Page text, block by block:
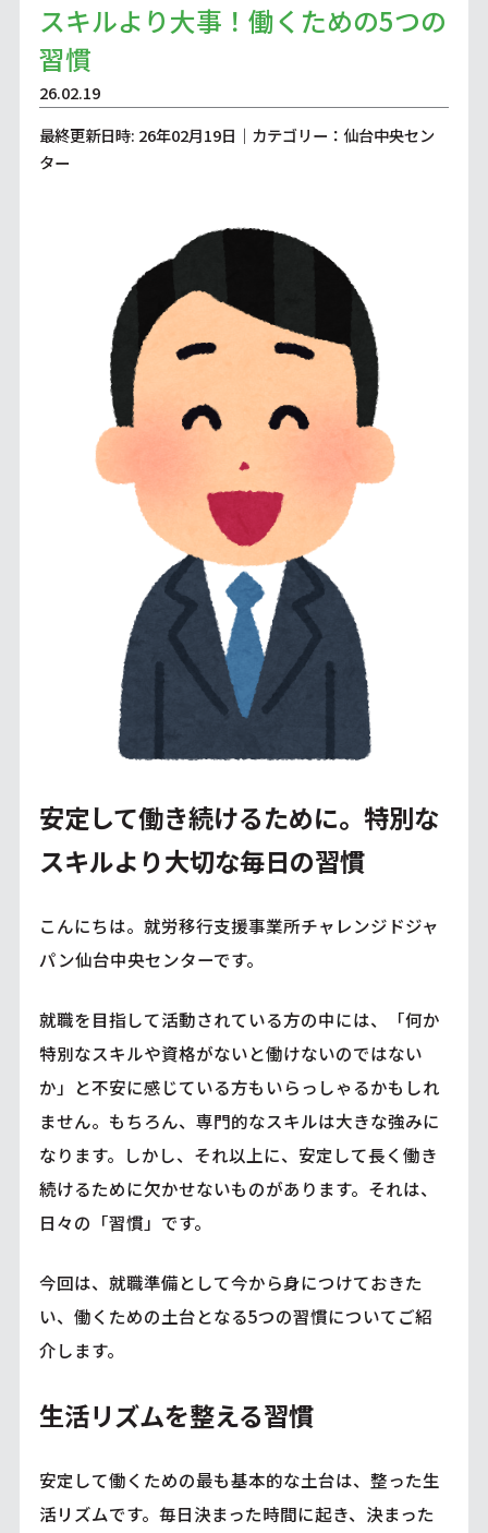
スキルより大事！働くための5つの
習慣
26.02.19
最終更新日時: 26年02月19日｜カテゴリー：仙台中央セン
ター
安定して働き続けるために。特別な
スキルより大切な毎日の習慣
こんにちは。就労移行支援事業所チャレンジドジャ
パン仙台中央センターです。
就職を目指して活動されている方の中には、「何か
特別なスキルや資格がないと働けないのではない
か」と不安に感じている方もいらっしゃるかもしれ
ません。もちろん、専門的なスキルは大きな強みに
なります。しかし、それ以上に、安定して長く働き
続けるために欠かせないものがあります。それは、
日々の「習慣」です。
今回は、就職準備として今から身につけておきた
い、働くための土台となる5つの習慣についてご紹
介します。
生活リズムを整える習慣
安定して働くための最も基本的な土台は、整った生
活リズムです。毎日決まった時間に起き、決まった